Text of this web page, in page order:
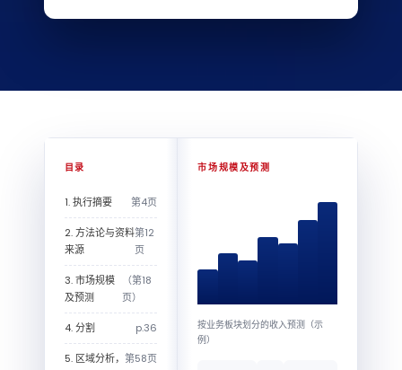
目录
1. 执行摘要 第4页
2. 方法论与资料
来源
第12
页
3. 市场规模
及预测
（第18
页）
4. 分割 p.36
5. 区域分析， 第58页
市场规模及预测
按业务板块划分的收入预测（示
例）